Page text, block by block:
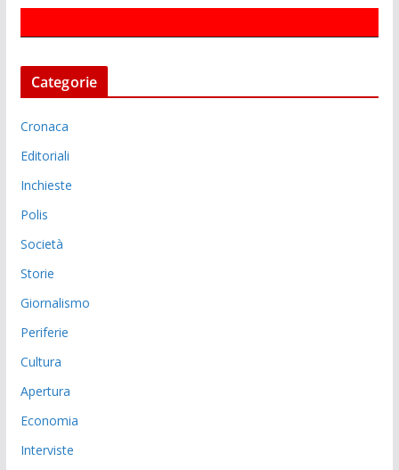
Categorie
Cronaca
Editoriali
Inchieste
Polis
Società
Storie
Giornalismo
Periferie
Cultura
Apertura
Economia
Interviste